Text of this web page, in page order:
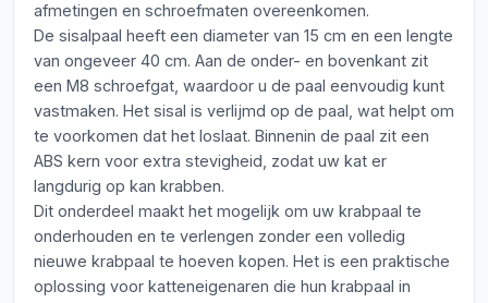
afmetingen en schroefmaten overeenkomen.
De sisalpaal heeft een diameter van 15 cm en een lengte
van ongeveer 40 cm. Aan de onder- en bovenkant zit
een M8 schroefgat, waardoor u de paal eenvoudig kunt
vastmaken. Het sisal is verlijmd op de paal, wat helpt om
te voorkomen dat het loslaat. Binnenin de paal zit een
ABS kern voor extra stevigheid, zodat uw kat er
langdurig op kan krabben.
Dit onderdeel maakt het mogelijk om uw krabpaal te
onderhouden en te verlengen zonder een volledig
nieuwe krabpaal te hoeven kopen. Het is een praktische
oplossing voor katteneigenaren die hun krabpaal in